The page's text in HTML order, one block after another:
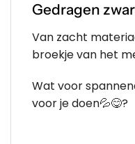
Gedragen
Van zacht
broekje van het
Wat voor
voor je doen💦😋?